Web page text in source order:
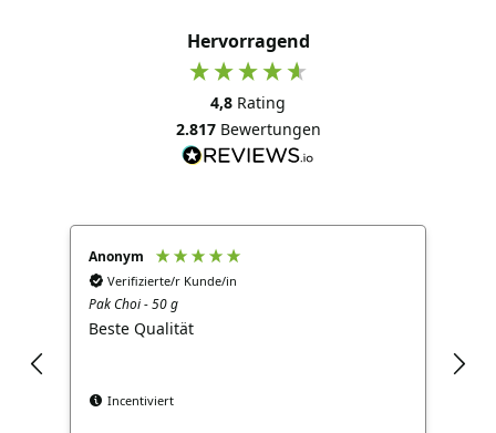
Hervorragend
4,8 Rating
2.817 Bewertungen
Anonym
Verifizierte/r Kunde/in
Pak Choi - 50 g
Beste Qualität
Incentiviert